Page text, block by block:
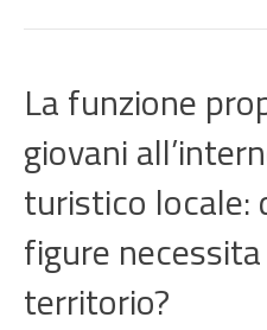
La funzione
giovani
turistico locale:
figure
territorio?